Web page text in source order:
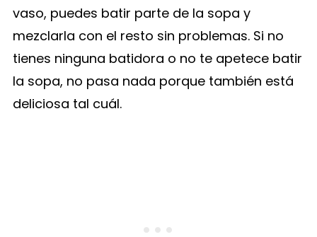
vaso, puedes batir parte de la sopa y
mezclarla con el resto sin problemas. Si no
tienes ninguna batidora o no te apetece batir
la sopa, no pasa nada porque también está
deliciosa tal cuál.